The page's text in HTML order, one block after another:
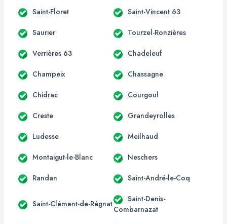
Saint-Floret Saint-Vincent 63
Saurier Tourzel-Ronzières
Verrières 63 Chadeleuf
Champeix Chassagne
Chidrac Courgoul
Creste Grandeyrolles
Ludesse Meilhaud
Montaigut-le-Blanc Neschers
Randan Saint-André-le-Coq
Saint-Clément-de-Régnat
Saint-Denis-
Combarnazat